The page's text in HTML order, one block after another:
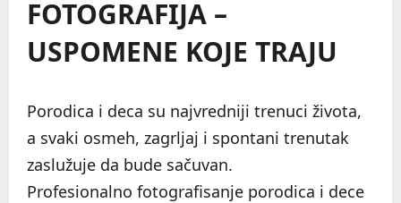
FOTOGRAFIJA –
USPOMENE KOJE TRAJU
Porodica i deca su najvredniji trenuci života,
a svaki osmeh, zagrljaj i spontani trenutak
zaslužuje da bude sačuvan.
Profesionalno fotografisanje porodica i dece